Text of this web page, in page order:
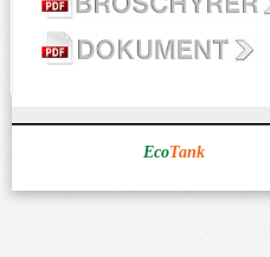
EcoTank